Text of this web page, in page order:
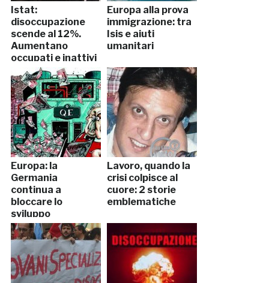
Istat:
disoccupazione
scende al 12%.
Aumentano
occupati e inattivi
Europa alla prova
immigrazione: tra
Isis e aiuti
umanitari
Europa: la
Germania
continua a
bloccare lo
sviluppo
economico dei
Paesi europei
Lavoro, quando la
crisi colpisce al
cuore: 2 storie
emblematiche